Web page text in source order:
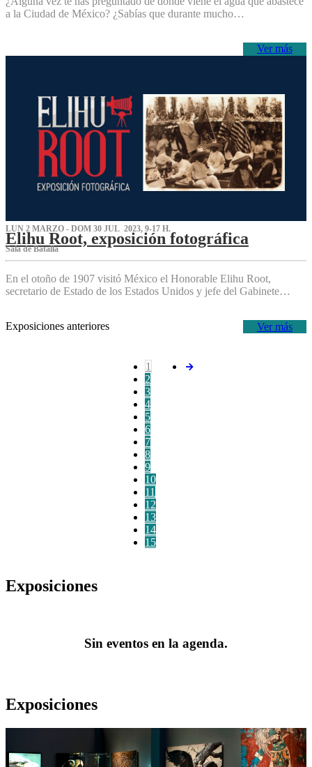
a la Ciudad de México? ¿Sabías que durante mucho…
Ver más
LUN 2 MARZO - DOM 30 JUL 2023, 9-17 H.
Elihu Root, exposición fotográfica
Sala de Batalla
En el otoño de 1907 visitó México el Honorable Elihu Root,
secretario de Estado de los Estados Unidos y jefe del Gabinete…
Ver más
Exposiciones anteriores
1
2
3
4
5
6
7
8
9
10
11
12
13
14
15
Exposiciones
Sin eventos en la agenda.
Exposiciones